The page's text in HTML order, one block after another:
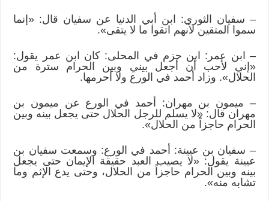
– سفيان الثوري: ابن أبي الدنيا عن سفيان قال: «إنما
سموا المتقين لأنهم اتقوا ما لا يتقى».
– ابن عمر: ابن حزم في المحلى: كان ابن عمر يقول:
«إني لأحب أن أجعل بيني وبين الحرام سترة من
الحلال». وزاد أحمد في الورع ولا أحرمها.
– ميمون بن مهران: أحمد في الورع عن ميمون بن
مهران قال: «لا يسلم للرجل الحلال حتى يجعل بينه وبين
الحرام حاجزاً من الحلال».
– سفيان بن عيينة: أحمد في الورع: وسمعت سفيان بن
عيينة يقول: «لا يصيب العبد حقيقة الإيمان حتى يجعل
بينه وبين الحرام حاجزاً من الحلال، وحتى يدع الإثم وما
تشابه منه».